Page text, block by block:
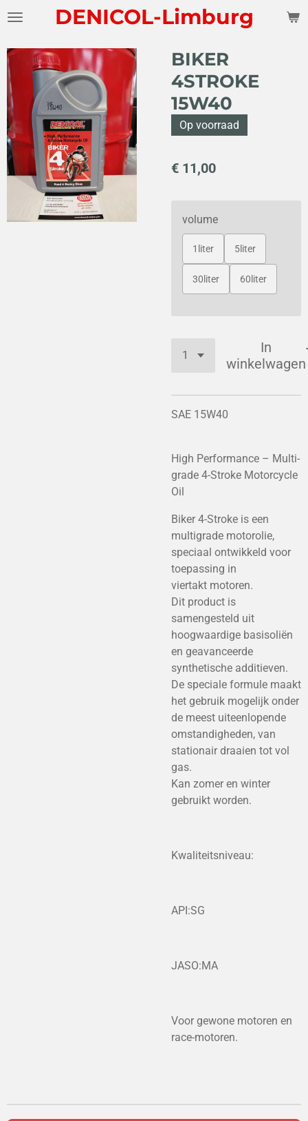
Ga
naar
de
hoofdinhoud
DENICOL-Limburg
BIKER
4STROKE
15W40
Op voorraad
€ 11,00
volume
1liter 5liter
30liter 60liter
In
winkelwagen
SAE 15W40
High Performance – Multi-
grade 4-Stroke Motorcycle
Oil
Biker 4-Stroke is een
multigrade motorolie,
speciaal ontwikkeld voor
toepassing in
viertakt motoren.
Dit product is
samengesteld uit
hoogwaardige basisoliën
en geavanceerde
synthetische additieven.
De speciale formule maakt
het gebruik mogelijk onder
de meest uiteenlopende
omstandigheden, van
stationair draaien tot vol
gas.
Kan zomer en winter
gebruikt worden.
Kwaliteitsniveau:
API:SG
JASO:MA
Voor gewone motoren en
race-motoren.